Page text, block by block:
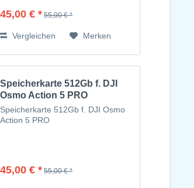
45,00 € * 55,00 € *
Vergleichen Merken
Speicherkarte 512Gb f. DJI
Osmo Action 5 PRO
Speicherkarte 512Gb f. DJI Osmo
Action 5 PRO
45,00 € * 55,00 € *